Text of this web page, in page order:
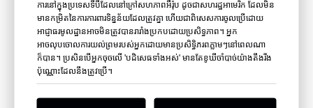
ជំនាញ និងបទពិសោធន៍៖ ជាមួយនឹងជាងពីរទសវត្សរ៍នៅក្នុងឧស្សាហកម្ម
នេះ វិស្វករ និងអ្នករចនារបស់ Leyu ផ្តល់ការណែនាំប្រកបដោយវិជ្ជាជីវៈ ដើម្បី
ធានាសុវត្ថិភាព និងសុចរិតភាពនៃរចនាសម្ព័ន្ធ។
និរន្តរភាព
៖ បន្ទះដែលស្រោបដោយកាំរស្មីយូវីរបស់ពួកគេទប់ទល់នឹង
ការលឿង និងរក្សាភាពច្បាស់លាស់ ដែលធ្វើឱ្យវាក្លាយជាជម្រើសប្រកបដោយ
Global Reach៖ កំណត់ត្រាជោគជ័យរបស់ Leyu នៅមជ្ឈិមបូព៌ា
ការនៅក្នុងប្រទេសទីបីដែលនៅក្រៅសហភាពអឺរ៉ុប ដូចជាសហរដ្ឋអាមេរិក ដែលមិន
មានកម្រិតនៃការការពារទិន្នន័យដែលត្រូវគ្នា ហើយជាពិសេសការចូលប្រើដោយ
អាជ្ញាធរមូលដ្ឋានអាចមិនត្រូវបានរារាំងប្រកបដោយប្រសិទ្ធភាព។ អ្នក
អាចលុបចោលការយល់ព្រមរបស់អ្នកដោយមានប្រសិទ្ធិភរពភ្លាមៗនៅពេលណា
ក៏បាន។ ប្រសិនបើអ្នកចុចលើ 'បដិសេធទាំងអស់' មានតែខូឃីចាំបាច់យ៉ាងតឹងរឹង
ប៉ុណ្ណោះដែលនឹងត្រូវប្រើ។